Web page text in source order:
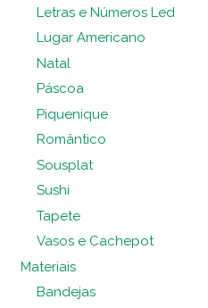
Letras e Números Led
Lugar Americano
Natal
Páscoa
Piquenique
Romântico
Sousplat
Sushi
Tapete
Vasos e Cachepot
Materiais
Bandejas